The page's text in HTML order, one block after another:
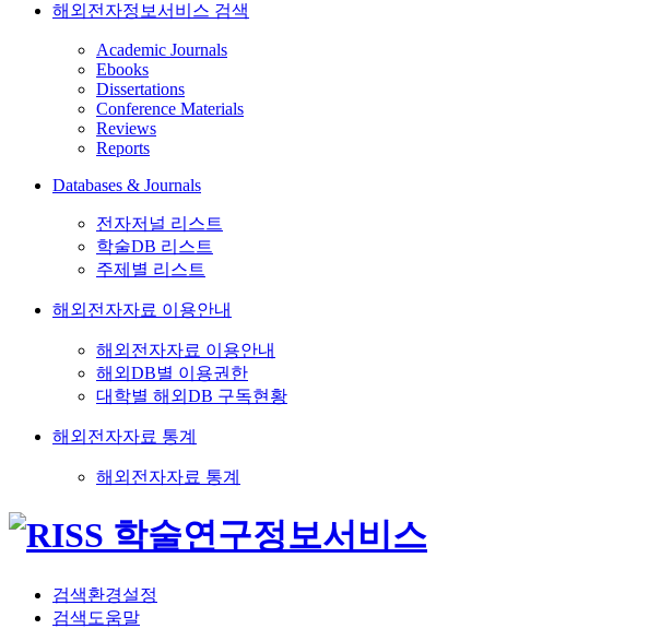
해외전자정보서비스 검색
Academic Journals
Ebooks
Dissertations
Conference Materials
Reviews
Reports
Databases & Journals
전자저널 리스트
학술DB 리스트
주제별 리스트
해외전자자료 이용안내
해외전자자료 이용안내
해외DB별 이용권한
대학별 해외DB 구독현황
해외전자자료 통계
해외전자자료 통계
검색환경설정
검색도움말